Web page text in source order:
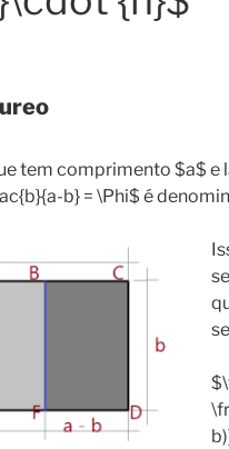
tem comprimento $a$ e
b} = \Phi$ é